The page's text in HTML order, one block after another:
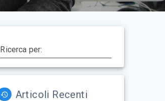
Ricerca per:
Articoli Recenti